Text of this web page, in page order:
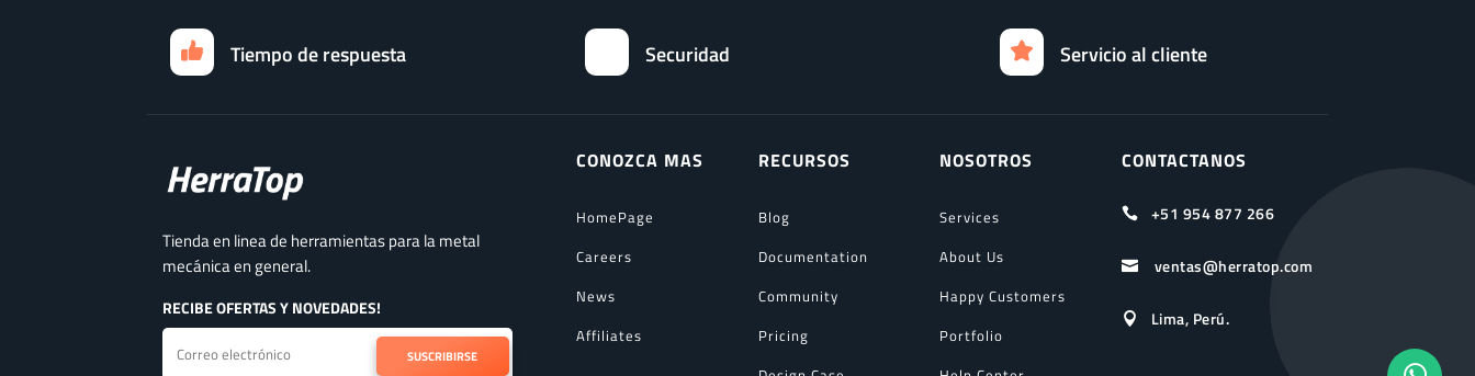
Tiempo de respuesta Securidad Servicio al cliente
Tienda en linea de herramientas para la metal
mecánica en general.
RECIBE OFERTAS Y NOVEDADES!
SUSCRIBIRSE
CONOZCA MAS
HomePage
Careers
News
Affiliates
RECURSOS
Blog
Documentation
Community
Pricing
NOSOTROS
Services
About Us
Happy Customers
Portfolio
CONTACTANOS
 +51 954 877 266
 ventas@herratop.com
 Lima, Perú.